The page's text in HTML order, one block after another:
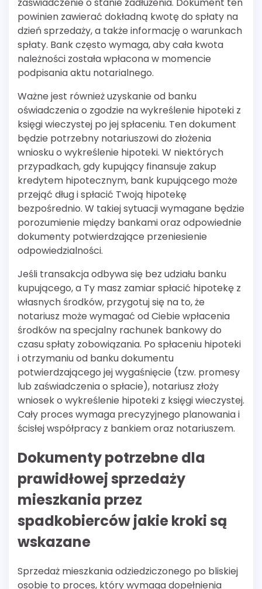
powinien zawierać dokładną kwotę do spłaty na
dzień sprzedaży, a także informację o warunkach
spłaty. Bank często wymaga, aby cała kwota
należności została wpłacona w momencie
podpisania aktu notarialnego.
Ważne jest również uzyskanie od banku
oświadczenia o zgodzie na wykreślenie hipoteki z
księgi wieczystej po jej spłaceniu. Ten dokument
będzie potrzebny notariuszowi do złożenia
wniosku o wykreślenie hipoteki. W niektórych
przypadkach, gdy kupujący finansuje zakup
kredytem hipotecznym, bank kupującego może
przejąć dług i spłacić Twoją hipotekę
bezpośrednio. W takiej sytuacji wymagane będzie
porozumienie między bankami oraz odpowiednie
dokumenty potwierdzające przeniesienie
odpowiedzialności.
Jeśli transakcja odbywa się bez udziału banku
kupującego, a Ty masz zamiar spłacić hipotekę z
własnych środków, przygotuj się na to, że
notariusz może wymagać od Ciebie wpłacenia
środków na specjalny rachunek bankowy do
czasu spłaty zobowiązania. Po spłaceniu hipoteki
i otrzymaniu od banku dokumentu
potwierdzającego jej wygaśnięcie (tzw. promesy
lub zaświadczenia o spłacie), notariusz złoży
wniosek o wykreślenie hipoteki z księgi wieczystej.
Cały proces wymaga precyzyjnego planowania i
ścisłej współpracy z bankiem oraz notariuszem.
Dokumenty potrzebne dla
prawidłowej sprzedaży
mieszkania przez
spadkobierców jakie kroki są
wskazane
Sprzedaż mieszkania odziedziczonego po bliskiej
osobie to proces, który wymaga dopełnienia